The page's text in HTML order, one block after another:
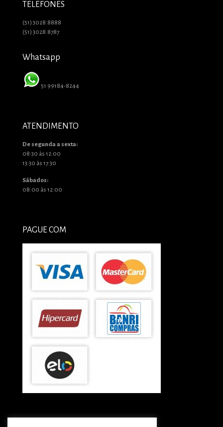
TELEFONES
(51) 3028.8888
(51) 3028.8787
Whatsapp
51 99184-8244
ATENDIMENTO
De segunda a sexta:
08:30 às 12:00
13:30 às 17:30
Sábados:
08:00 às 12:00
PAGUE COM